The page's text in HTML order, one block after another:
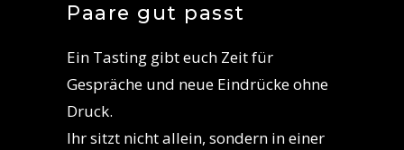
Paare gut passt
Ein Tasting gibt euch Zeit für
Gespräche und neue Eindrücke ohne
Druck.
Ihr sitzt nicht allein, sondern in einer